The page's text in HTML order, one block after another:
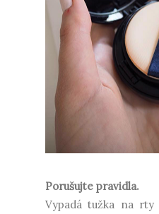
Porušujte pravidla.
Vypadá tužka na rty